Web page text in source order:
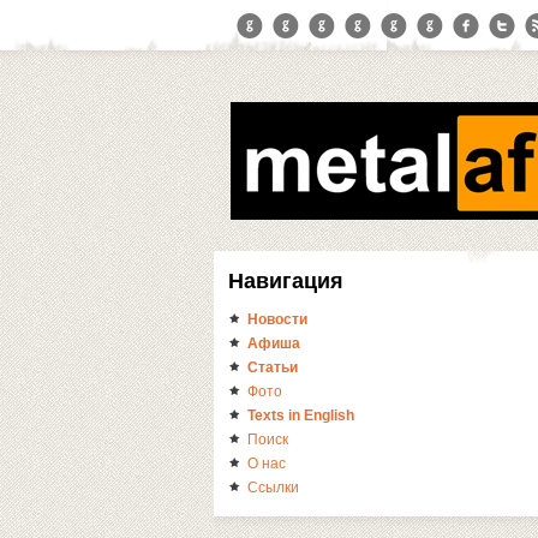
Навигация
Новости
Афиша
Статьи
Фото
Texts in English
Поиск
О нас
Ссылки